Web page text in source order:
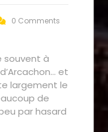
0 Comments
souvent à
et
largement le
de
par hasard